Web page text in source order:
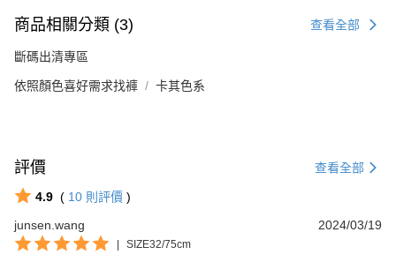
商品相關分類 (3) 查看全部
斷碼出清專區
依照顏色喜好需求找褲 卡其色系
評價 查看全部
4.9 ( 10 則評價 )
junsen.wang
2024/03/19
| SIZE32/75cm